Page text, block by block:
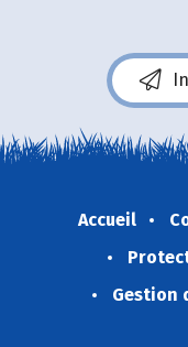
Accueil
Gestion